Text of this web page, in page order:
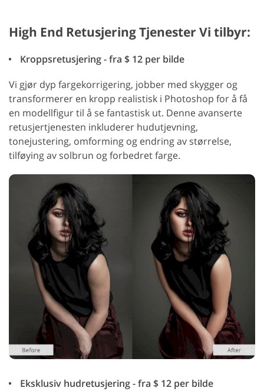
High End Retusjering Tjenester Vi tilbyr:
Kroppsretusjering - fra $ 12 per bilde
Vi gjør dyp fargekorrigering, jobber med skygger og
transformerer en kropp realistisk i Photoshop for å få
en modellfigur til å se fantastisk ut. Denne avanserte
retusjertjenesten inkluderer hudutjevning,
tonejustering, omforming og endring av størrelse,
tilføying av solbrun og forbedret farge.
Eksklusiv hudretusjering - fra $ 12 per bilde